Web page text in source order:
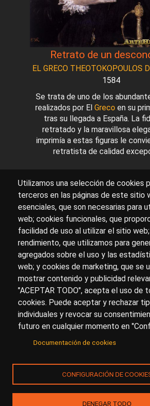
Retrato de un
EL GRECO THEOTOKOPOULOS
1584
Se trata de uno de los
realizados por El Greco en su
tras su llegada a España. La
retratado y la maravillosa
imprimía a estas figuras le
retratista de calidad
Sobre artehistoria.com
Para ponerte en contacto con
el formulario decontacto
Accesibilidad
Aviso Legal
Utilizamos una selección de cookies
terceros en las páginas de este sitio
esenciales, que son necesarias para
web; cookies funcionales, que
facilidad de uso al utilizar el sitio
rendimiento, que utilizamos para
agregados sobre el uso y las
web; y cookies de marketing, que se
mostrar contenido y publicidad
"ACEPTAR TODO", acepta el uso de
cookies. Puede aceptar y rechazar
individuales y revocar su
futuro en cualquier momento en
Documentación de cookies
CONFIGURACIÓN DE
DENEGAR TODO
© Copyright 2017.arteHistoria&
licenciantes son los propietarios de
de propiedad intelectual e industrial de:
(a) este sitio web publicado bajo el
(b) todo el material publicado en
(incluyendo, sin limitación, textos,
dibujos, música, marcas o logotipos,
de la composición de cada una de las